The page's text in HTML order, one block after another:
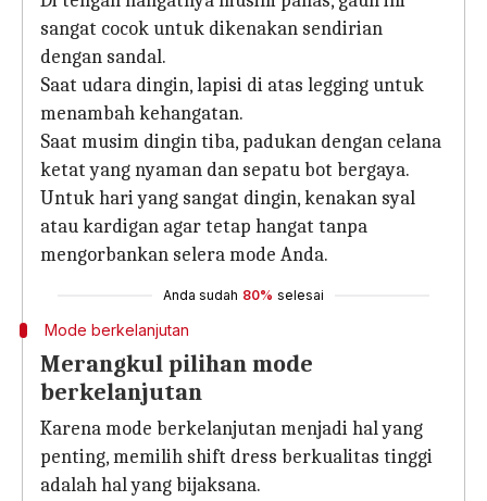
sangat cocok untuk dikenakan sendirian
dengan sandal.
Saat udara dingin, lapisi di atas legging untuk
menambah kehangatan.
Saat musim dingin tiba, padukan dengan celana
ketat yang nyaman dan sepatu bot bergaya.
Untuk hari yang sangat dingin, kenakan syal
atau kardigan agar tetap hangat tanpa
mengorbankan selera mode Anda.
Anda sudah 80% selesai
Mode berkelanjutan
Merangkul pilihan mode
berkelanjutan
Karena mode berkelanjutan menjadi hal yang
penting, memilih shift dress berkualitas tinggi
adalah hal yang bijaksana.